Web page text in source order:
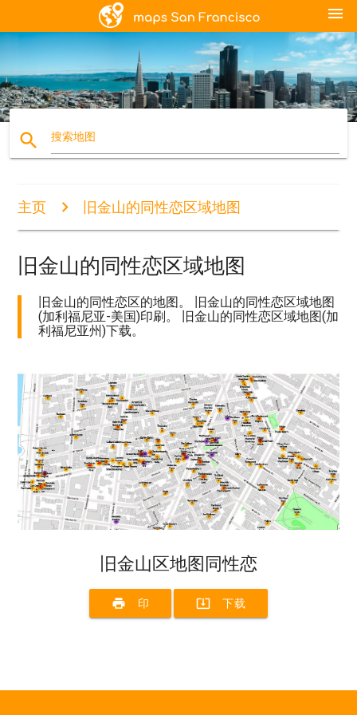
menu
search 搜索地图
主页 旧金山的同性恋区域地图
旧金山的同性恋区域地图
旧金山的同性恋区的地图。 旧金山的同性恋区域地图
(加利福尼亚-美国)印刷。 旧金山的同性恋区域地图(加
利福尼亚州)下载。
旧金山区地图同性恋
print 印 system_update_alt 下载